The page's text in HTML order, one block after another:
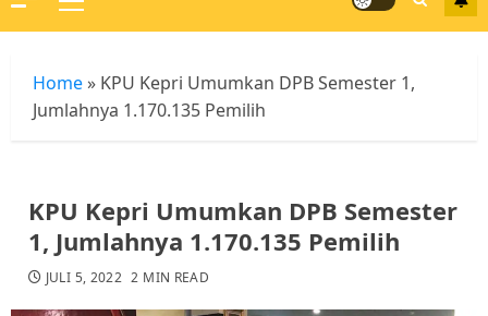
Menu
Home » KPU Kepri Umumkan DPB Semester 1,
Jumlahnya 1.170.135 Pemilih
KPU Kepri Umumkan DPB Semester
1, Jumlahnya 1.170.135 Pemilih
JULI 5, 2022 2 MIN READ